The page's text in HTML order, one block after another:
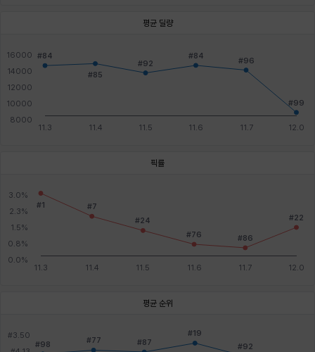
평균 딜량
픽률
평균 순위